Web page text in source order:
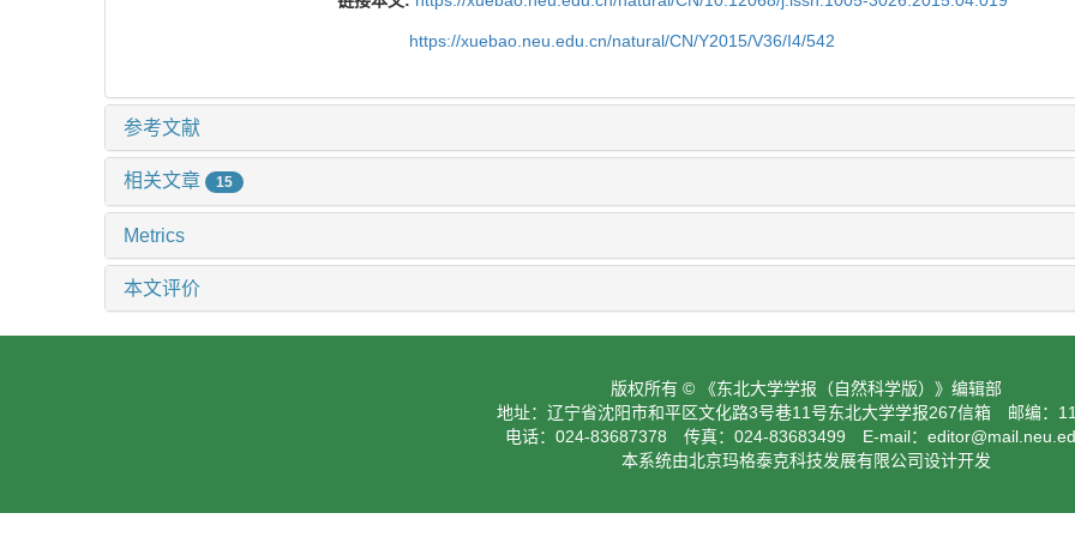
https://xuebao.neu.edu.cn/natural/CN/Y2015/V36/I4/542
参考文献
相关文章 15
Metrics
本文评价
版权所有 © 《东北大学学报（自然科学版）》编辑部
地址：辽宁省沈阳市和平区文化路3号巷11号东北大学学报267信箱 邮编：
电话：024-83687378 传真：024-83683499 E-mail：
本系统由北京玛格泰克科技发展有限公司设计开发